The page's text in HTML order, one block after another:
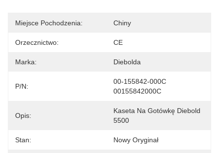
Miejsce Pochodzenia: Chiny
Orzecznictwo: CE
Marka: Diebolda
P/N:
00-155842-000C
00155842000C
Opis:
Kaseta Na Gotówkę Diebold
5500
Stan: Nowy Oryginał